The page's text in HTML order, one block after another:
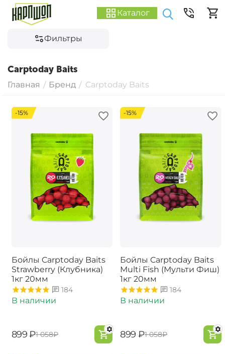
Каталог
Фильтры
Carptoday Baits
Главная / Бренд / Carptoday Baits
-15%
Бойлы Carptoday Baits
Strawberry (Клубника)
1кг 20мм
184
В наличии
‍899‍ ₽‍1 058‍₽
-15%
Бойлы Carptoday Baits
Multi Fish (Мульти Фиш)
1кг 20мм
184
В наличии
‍899‍ ₽‍1 058‍₽